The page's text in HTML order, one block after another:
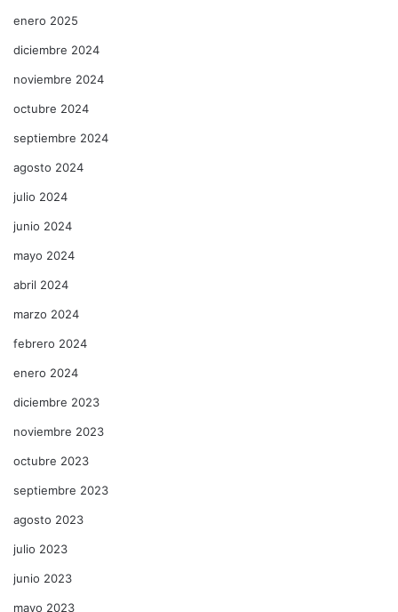
enero 2025
diciembre 2024
noviembre 2024
octubre 2024
septiembre 2024
agosto 2024
julio 2024
junio 2024
mayo 2024
abril 2024
marzo 2024
febrero 2024
enero 2024
diciembre 2023
noviembre 2023
octubre 2023
septiembre 2023
agosto 2023
julio 2023
junio 2023
mayo 2023